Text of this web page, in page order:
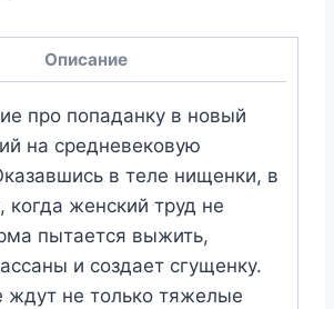
Описание
про попаданку в новый
на средневековую
в теле нищенки, в
когда женский труд не
пытается выжить,
и создает сгущенку.
ждут не только тяжелые